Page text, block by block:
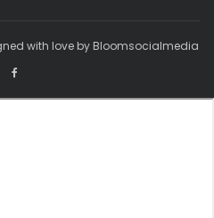
with love by Bloomsocialmedia